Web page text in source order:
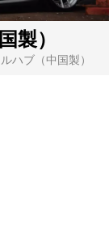
製）
ハブ（中国製）